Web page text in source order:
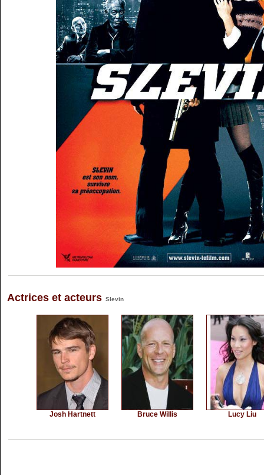
Actrices et acteurs Slevin
Josh Hartnett Bruce Willis Lucy Liu